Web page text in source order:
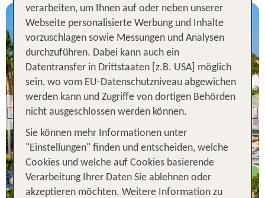
Previous
Curacao
TUI TIME TO SMILE
Chocogo Dive & Beach
Resort Curacao
79 % Weiterempfehlung
7 Nächte, Ü, St
statt
p.P. ab 1388 €
verarbeiten, um Ihnen auf oder neben unserer
Webseite personalisierte Werbung und Inhalte
vorzuschlagen sowie Messungen und Analysen
durchzuführen. Dabei kann auch ein
Datentransfer in Drittstaaten [z.B. USA] möglich
sein, wo vom EU-Datenschutzniveau abgewichen
werden kann und Zugriffe von dortigen Behörden
nicht ausgeschlossen werden können.
Sie können mehr Informationen unter
"Einstellungen" finden und entscheiden, welche
Cookies und welche auf Cookies basierende
Verarbeitung Ihrer Daten Sie ablehnen oder
akzeptieren möchten. Weitere Information zu